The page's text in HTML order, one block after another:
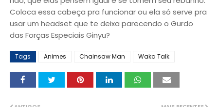
Coloca essa cabeça pra funcionar ou ela só serve pra
usar um headset que te deixa parecendo o Gurdo
das Forças Especiais Ginyu?
Tags Animes Chainsaw Man Waka Talk